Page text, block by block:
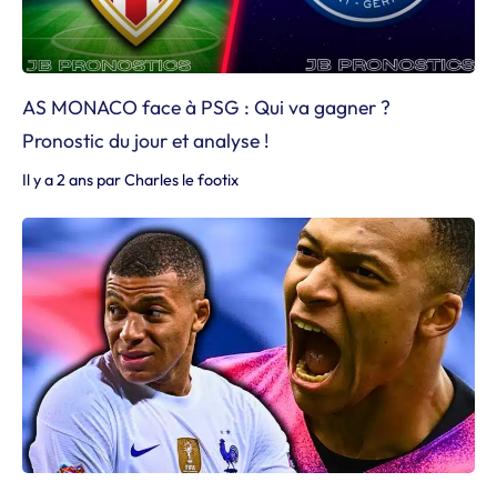
AS MONACO face à PSG : Qui va gagner ?
Pronostic du jour et analyse !
Il y a 2 ans parCharles le footix